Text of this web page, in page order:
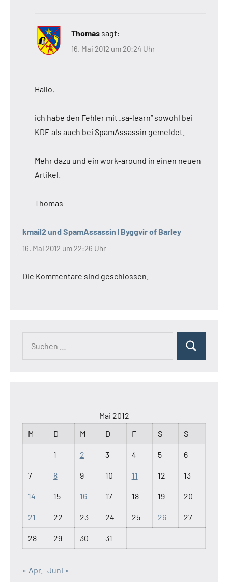
Thomas sagt:
16. Mai 2012 um 20:24 Uhr
Hallo,
ich habe den Fehler mit „sa-learn“ sowohl bei
KDE als auch bei SpamAssassin gemeldet.
Mehr dazu und ein work-around in einen neuen
Artikel.
Thomas
kmail2 und SpamAssassin | Byggvir of Barley
16. Mai 2012 um 22:26 Uhr
Die Kommentare sind geschlossen.
Suchen
Mai 2012
M
D M D F S S
1 2 3 4 5 6
7 8 9 10 11 12 13
14 15 16 17 18 19 20
21 22 23 24 25 26 27
28 29 30 31
« Apr. Juni »